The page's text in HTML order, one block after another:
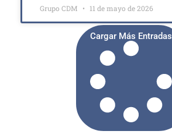
Grupo CDM 11 de mayo de 2026
Cargar Más Entradas